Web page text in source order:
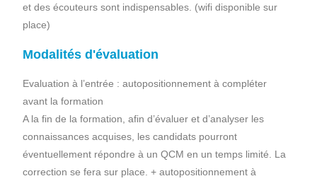
et des écouteurs sont indispensables. (wifi disponible sur
place)
Modalités d'évaluation
Evaluation à l’entrée : autopositionnement à compléter
avant la formation
A la fin de la formation, afin d’évaluer et d’analyser les
connaissances acquises, les candidats pourront
éventuellement répondre à un QCM en un temps limité. La
correction se fera sur place. + autopositionnement à